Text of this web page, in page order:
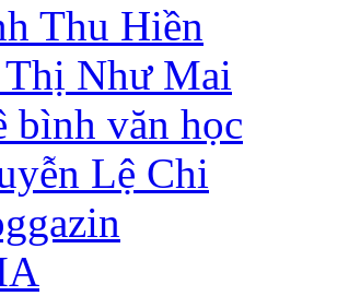
Thu Hiền
Như Mai
bình văn học
Lệ Chi